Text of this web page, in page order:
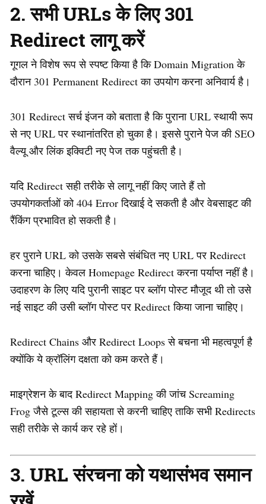
2. सभी URLs के लिए 301
Redirect लागू करें
गूगल ने विशेष रूप से स्पष्ट किया है कि Domain Migration के
दौरान 301 Permanent Redirect का उपयोग करना अनिवार्य है।
301 Redirect सर्च इंजन को बताता है कि पुराना URL स्थायी रूप
से नए URL पर स्थानांतरित हो चुका है। इससे पुराने पेज की SEO
वैल्यू और लिंक इक्विटी नए पेज तक पहुंचती है।
यदि Redirect सही तरीके से लागू नहीं किए जाते हैं तो
उपयोगकर्ताओं को 404 Error दिखाई दे सकती है और वेबसाइट की
रैंकिंग प्रभावित हो सकती है।
हर पुराने URL को उसके सबसे संबंधित नए URL पर Redirect
करना चाहिए। केवल Homepage Redirect करना पर्याप्त नहीं है।
उदाहरण के लिए यदि पुरानी साइट पर ब्लॉग पोस्ट मौजूद थी तो उसे
नई साइट की उसी ब्लॉग पोस्ट पर Redirect किया जाना चाहिए।
Redirect Chains और Redirect Loops से बचना भी महत्वपूर्ण है
क्योंकि ये क्रॉलिंग दक्षता को कम करते हैं।
माइग्रेशन के बाद Redirect Mapping की जांच Screaming
Frog जैसे टूल्स की सहायता से करनी चाहिए ताकि सभी Redirects
सही तरीके से कार्य कर रहे हों।
3. URL संरचना को यथासंभव समान